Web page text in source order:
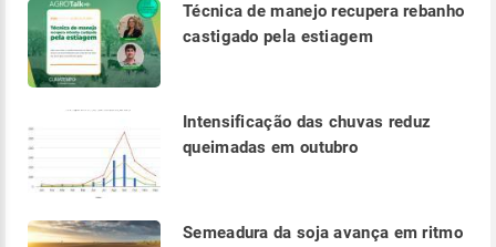
Técnica de manejo recupera rebanho
castigado pela estiagem
Intensificação das chuvas reduz
queimadas em outubro
Semeadura da soja avança em ritmo